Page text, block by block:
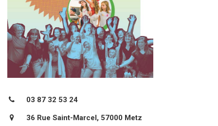
03 87 32 53 24
36 Rue Saint-Marcel, 57000 Metz